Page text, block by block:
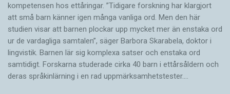
kompetensen hos ettåringar. ”Tidigare forskning har klargjort
att små barn känner igen många vanliga ord. Men den här
studien visar att barnen plockar upp mycket mer än enstaka ord
ur de vardagliga samtalen”, säger Barbora Skarabela, doktor i
lingvistik. Barnen lär sig komplexa satser och enstaka ord
samtidigt. Forskarna studerade cirka 40 barn i ettårsåldern och
deras språkinlärning i en rad uppmärksamhetstester.…